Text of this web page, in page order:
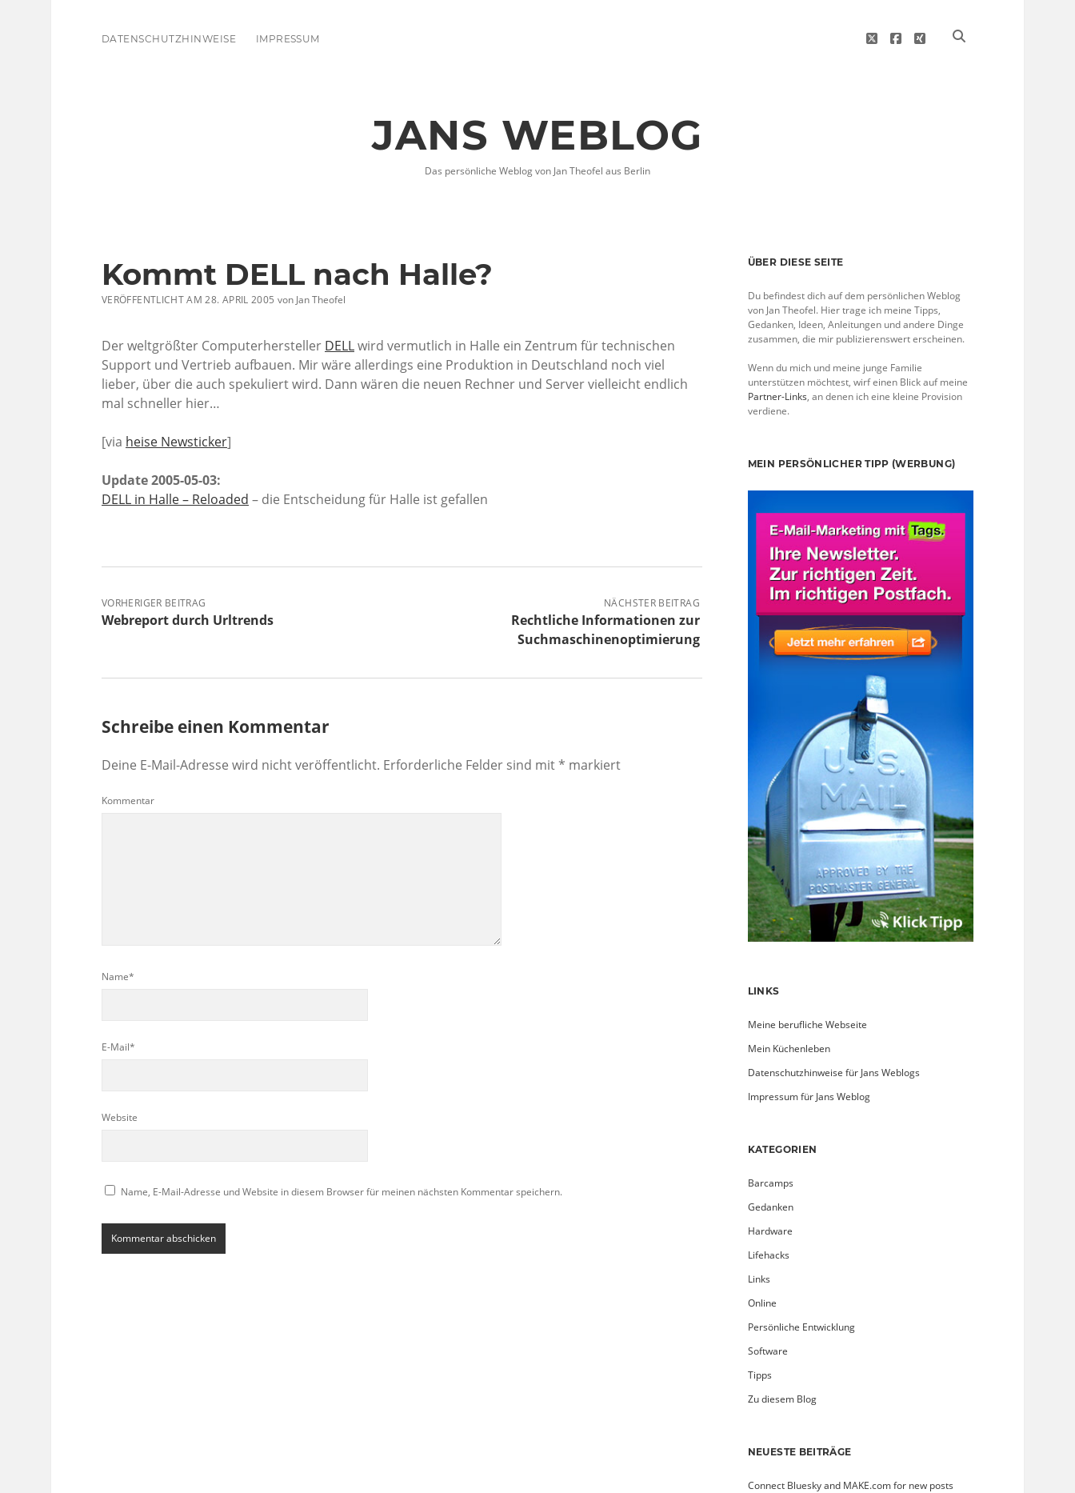
DATENSCHUTZHINWEISE IMPRESSUM twitterfacebook
xing
JANS WEBLOG
Das persönliche Weblog von Jan Theofel aus Berlin
Kommt DELL nach Halle?
VERÖFFENTLICHT AM 28. APRIL 2005 vonJan Theofel
Der weltgrößter Computerhersteller DELLwird vermutlich in Halle ein Zentrum für technischen
Support und Vertrieb aufbauen. Mir wäre allerdings eine Produktion in Deutschland noch viel
lieber, über die auch spekuliert wird. Dann wären die neuen Rechner und Server vielleicht endlich
mal schneller hier…
[via heise Newsticker]
Update 2005-05-03:
DELL in Halle – Reloaded – die Entscheidung für Halle ist gefallen
VORHERIGER BEITRAG
Webreport durch Urltrends
NÄCHSTER BEITRAG
Rechtliche Informationen zur
Suchmaschinenoptimierung
Schreibe einen Kommentar
Deine E-Mail-Adresse wird nicht veröffentlicht. Erforderliche Felder sind mit* markiert
Kommentar
Name*
E-Mail*
Website
Name, E-Mail-Adresse und Website in diesem Browser für meinen nächsten Kommentar speichern.
Sidebar
ÜBER DIESE SEITE
Du befindest dich auf dem persönlichen Weblog
von Jan Theofel. Hier trage ich meine Tipps,
Gedanken, Ideen, Anleitungen und andere Dinge
zusammen, die mir publizierenswert erscheinen.
Wenn du mich und meine junge Familie
unterstützen möchtest, wirf einen Blick auf meine
Partner-Links, an denen ich eine kleine Provision
verdiene.
MEIN PERSÖNLICHER TIPP (WERBUNG)
LINKS
Meine berufliche Webseite
Mein Küchenleben
Datenschutzhinweise für Jans Weblogs
Impressum für Jans Weblog
KATEGORIEN
Barcamps
Gedanken
Hardware
Lifehacks
Links
Online
Persönliche Entwicklung
Software
Tipps
Zu diesem Blog
NEUESTE BEITRÄGE
Connect Bluesky and MAKE.com for new posts